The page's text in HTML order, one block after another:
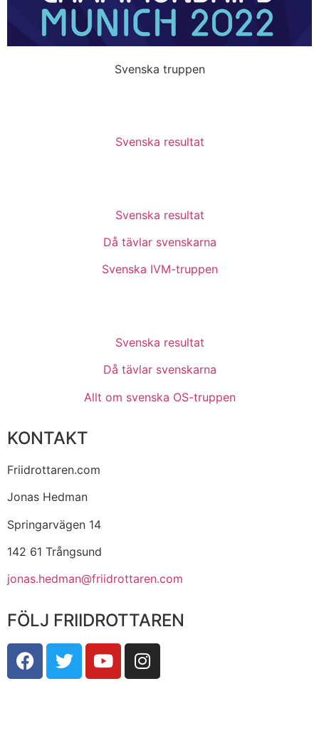
Svenska truppen
Svenska resultat
Svenska resultat
Då tävlar svenskarna
Svenska IVM-truppen
Svenska resultat
Då tävlar svenskarna
Allt om svenska OS-truppen
KONTAKT
Friidrottaren.com
Jonas Hedman
Springarvägen 14
142 61 Trångsund
jonas.hedman@friidrottaren.com
FÖLJ FRIIDROTTAREN